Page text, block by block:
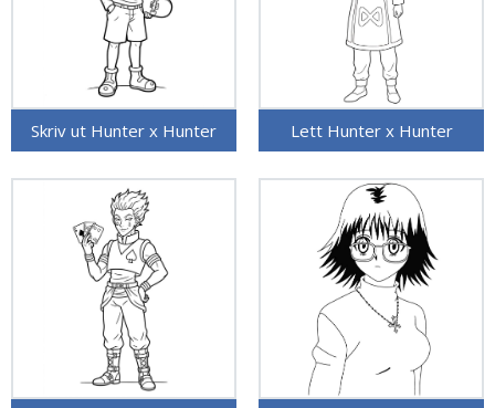
Skriv ut Hunter x Hunter Lett Hunter x Hunter